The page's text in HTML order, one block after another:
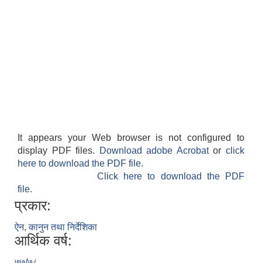
It appears your Web browser is not configured to
display PDF files.
Download adobe Acrobatorclick
here to download the PDF file.
Click here to download the PDF
file.
प्रकार:
ऐन, कानुन तथा निर्देशिका
आर्थिक वर्ष: